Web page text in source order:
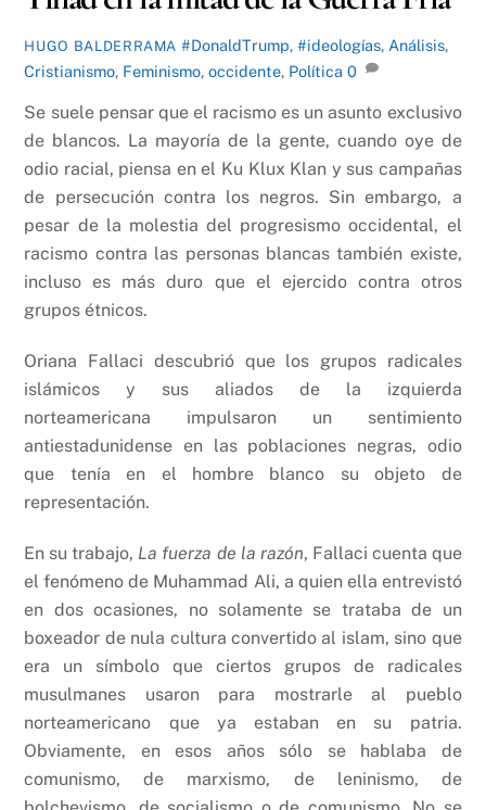
HUGO BALDERRAMA #DonaldTrump,#ideologías, Análisis,
Cristianismo, Feminismo,occidente, Política 0
Se suele pensar que el racismo es un asunto exclusivo
de blancos. La mayoría de la gente, cuando oye de
odio racial, piensa en el Ku Klux Klan y sus campañas
de persecución contra los negros. Sin embargo, a
pesar de la molestia del progresismo occidental, el
racismo contra las personas blancas también existe,
incluso es más duro que el ejercido contra otros
grupos étnicos.
Oriana Fallaci descubrió que los grupos radicales
islámicos y sus aliados de la izquierda
norteamericana impulsaron un sentimiento
antiestadunidense en las poblaciones negras, odio
que tenía en el hombre blanco su objeto de
representación.
En su trabajo, La fuerza de la razón, Fallaci cuenta que
el fenómeno de Muhammad Ali, a quien ella entrevistó
en dos ocasiones, no solamente se trataba de un
boxeador de nula cultura convertido al islam, sino que
era un símbolo que ciertos grupos de radicales
musulmanes usaron para mostrarle al pueblo
norteamericano que ya estaban en su patria.
Obviamente, en esos años sólo se hablaba de
comunismo, de marxismo, de leninismo, de